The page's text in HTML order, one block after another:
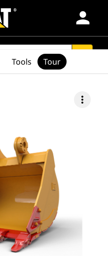
person
more_vert
Tools Tour